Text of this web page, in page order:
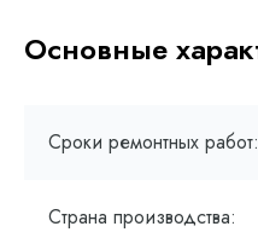
Основные
Сроки ремонтных работ:
Страна производства: